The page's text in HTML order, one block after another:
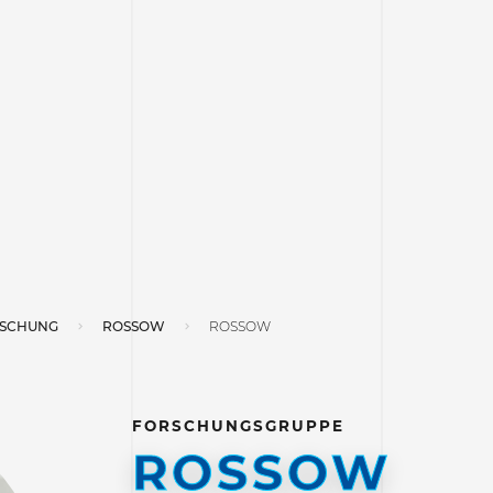
ROSSOW ROSSOW
FORSCHUNGSGRUPPE
ROSSOW